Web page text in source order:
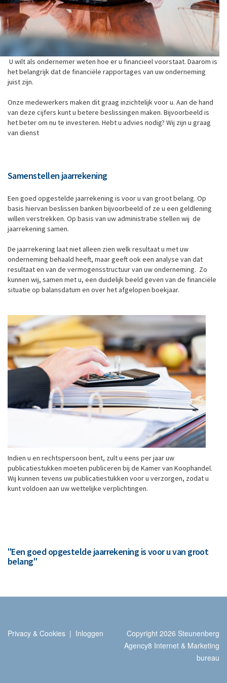
U wilt als ondernemer weten hoe er u financieel voorstaat. Daarom is
het belangrijk dat de financiële rapportages van uw onderneming
juist zijn.
Onze medewerkers maken dit graag inzichtelijk voor u. Aan de hand
van deze cijfers kunt u betere beslissingen maken. Bijvoorbeeld is
het beter om nu te investeren. Hebt u advies nodig? Wij zijn u graag
van dienst
Samenstellen jaarrekening
Een goed opgestelde jaarrekening is voor u van groot belang. Op
basis hiervan beslissen banken bijvoorbeeld of ze u een geldlening
willen verstrekken. Op basis van uw administratie stellen wij de
jaarrekening samen.
De jaarrekening laat niet alleen zien welk resultaat u met uw
onderneming behaald heeft, maar geeft ook een analyse van dat
resultaat en van de vermogensstructuur van uw onderneming. Zo
kunnen wij, samen met u, een duidelijk beeld geven van de financiële
situatie op balansdatum en over het afgelopen boekjaar.
Indien u en rechtspersoon bent, zult u eens per jaar uw
publicatiestukken moeten publiceren bij de Kamer van Koophandel.
Wij kunnen tevens uw publicatiestukken voor u verzorgen, zodat u
kunt voldoen aan uw wettelijke verplichtingen.
"Een goed opgestelde jaarrekening is voor u van groot
belang"
Privacy & Cookies | Inloggen
Copyright 2026 Steunenberg
Agency8 Internet & Marketing
bureau